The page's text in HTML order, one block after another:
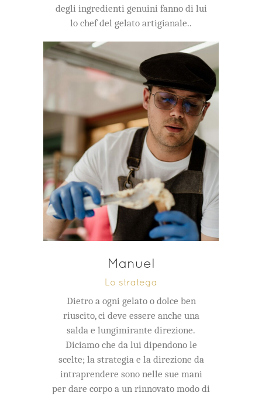
degli ingredienti genuini fanno di lui
lo chef del gelato artigianale..
Manuel
Lo stratega
Dietro a ogni gelato o dolce ben
riuscito, ci deve essere anche una
salda e lungimirante direzione.
Diciamo che da lui dipendono le
scelte; la strategia e la direzione da
intraprendere sono nelle sue mani
per dare corpo a un rinnovato modo di